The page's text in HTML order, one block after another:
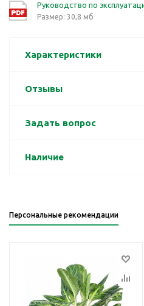
Руководство по
Размер: 30,8 мб
Характеристики
Отзывы
Задать вопрос
Наличие
Персональные рекомендации